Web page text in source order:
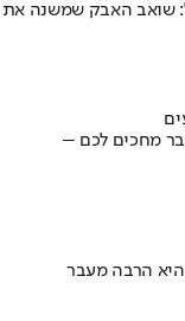
שואב האבק שמשנה את
מחכים לכם –
הרבה מעבר